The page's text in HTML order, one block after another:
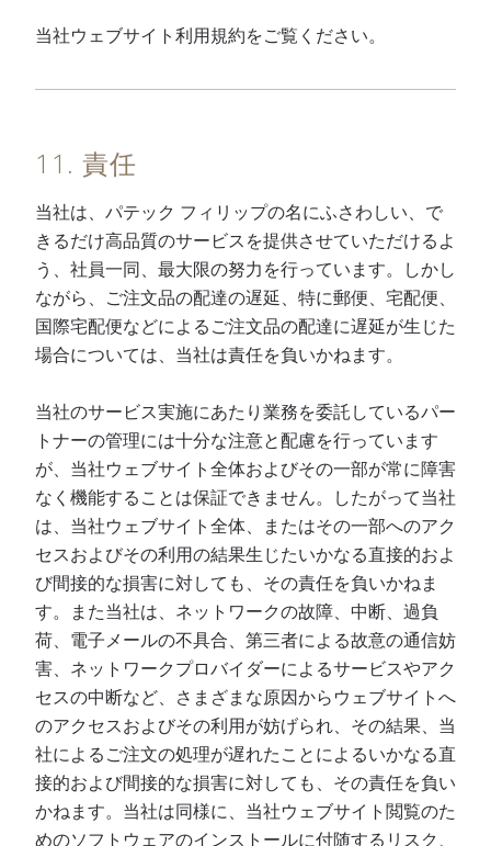
当社ウェブサイト利用規約をご覧ください。
11. 責任
当社は、パテック フィリップの名にふさわしい、で
きるだけ高品質のサービスを提供させていただけるよ
う、社員一同、最大限の努力を行っています。しかし
ながら、ご注文品の配達の遅延、特に郵便、宅配便、
国際宅配便などによるご注文品の配達に遅延が生じた
場合については、当社は責任を負いかねます。
当社のサービス実施にあたり業務を委託しているパー
トナーの管理には十分な注意と配慮を行っています
が、当社ウェブサイト全体およびその一部が常に障害
なく機能することは保証できません。したがって当社
は、当社ウェブサイト全体、またはその一部へのアク
セスおよびその利用の結果生じたいかなる直接的およ
び間接的な損害に対しても、その責任を負いかねま
す。また当社は、ネットワークの故障、中断、過負
荷、電子メールの不具合、第三者による故意の通信妨
害、ネットワークプロバイダーによるサービスやアク
セスの中断など、さまざまな原因からウェブサイトへ
のアクセスおよびその利用が妨げられ、その結果、当
社によるご注文の処理が遅れたことによるいかなる直
接的および間接的な損害に対しても、その責任を負い
かねます。当社は同様に、当社ウェブサイト閲覧のた
めのソフトウェアのインストールに付随するリスク、